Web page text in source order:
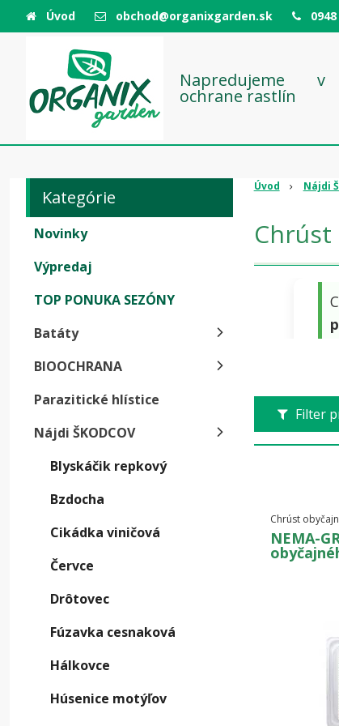
Napredujeme v
ochrane rastlín
Úvod obchod@organixgarden.sk
Úvod Nájdi
Chrúst
Filter
Chrúst
NEMA-
Kategórie
Novinky
Výpredaj
TOP PONUKA SEZÓNY
Batáty
BIOOCHRANA
Parazitické hlístice
Nájdi ŠKODCOV
Blyskáčik repkový
Bzdocha
Cikádka viničová
Červce
Drôtovec
Fúzavka cesnaková
Hálkovce
Húsenice motýľov